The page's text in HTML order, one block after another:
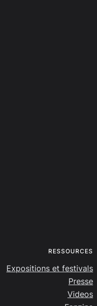
RESSOURCES
Expositions et festivals
Presse
Videos